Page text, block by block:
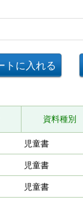
資料種別
児童書
児童書
児童書